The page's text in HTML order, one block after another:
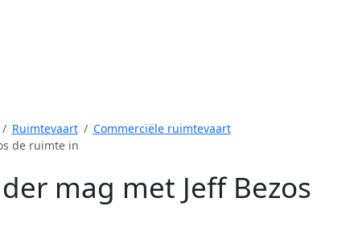
Ruimtevaart
Commerciële ruimtevaart
de ruimte in
mag met Jeff Bezos